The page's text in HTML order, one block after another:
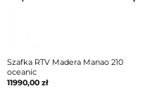
Szafka RTV Madera Manao 210
oceanic
11990,00 zł